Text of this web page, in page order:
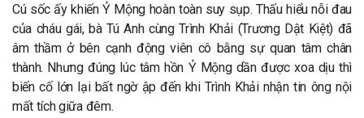
Cú sốc ấy khiến Ỷ Mộng hoàn toàn suy sụp. Thấu hiểu nỗi đau
của cháu gái, bà Tú Anh cùng Trình Khải (Trương Dật Kiệt) đã
âm thầm ở bên cạnh động viên cô bằng sự quan tâm chân
thành. Nhưng đúng lúc tâm hồn Ỷ Mộng dần được xoa dịu thì
biến cố lớn lại bất ngờ ập đến khi Trình Khải nhận tin ông nội
mất tích giữa đêm.